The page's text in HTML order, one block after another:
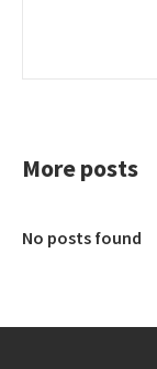
More posts
No posts found